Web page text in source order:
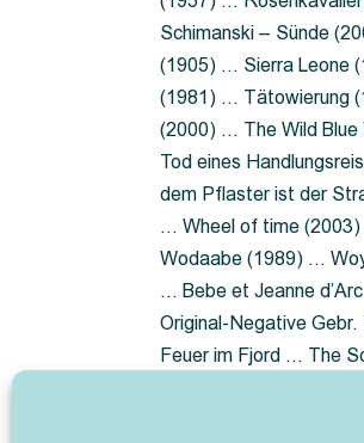
Schimanski – Sünde
(1905) … Sierra Leone
(1981) … Tätowierung
(2000) … The Wild
Tod eines
dem Pflaster ist der
… Wheel of time
Wodaabe (1989) …
… Bebe et Jeanne
Original-Negative
Feuer im Fjord … The